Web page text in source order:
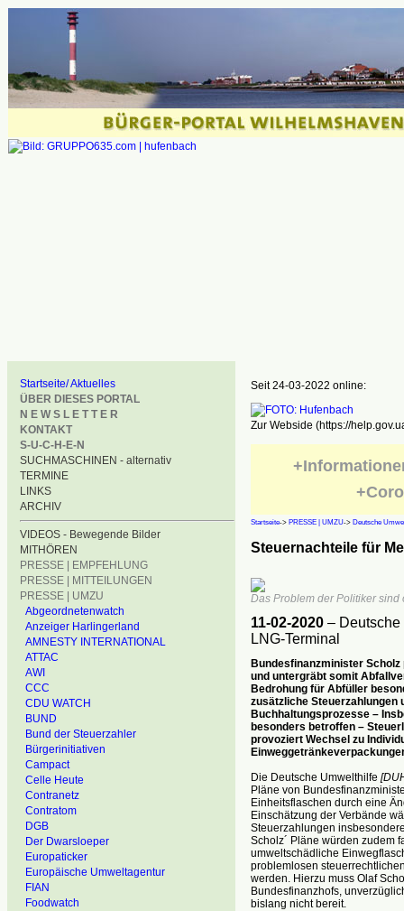
Startseite/ Aktuelles
ÜBER DIESES PORTAL
N E W S L E T T E R
KONTAKT
S-U-C-H-E-N
SUCHMASCHINEN - alternativ
TERMINE
LINKS
ARCHIV
VIDEOS - Bewegende Bilder
MITHÖREN
PRESSE | EMPFEHLUNG
PRESSE | MITTEILUNGEN
PRESSE | UMZU
Abgeordnetenwatch
Anzeiger Harlingerland
AMNESTY INTERNATIONAL
ATTAC
AWI
CCC
CDU WATCH
BUND
Bund der Steuerzahler
Bürgerinitiativen
Campact
Celle Heute
Contranetz
Contratom
DGB
Der Dwarsloeper
Europaticker
Europäische Umweltagentur
FIAN
Foodwatch
Seit 24-03-2022 online:
Zur Webside (https://
Startseite-> PRESSE | UMZU-> Deutsche
Steuernachteile für
Das Problem der Politiker
11-02-2020– Deutsche
LNG-Terminal
Bundesfinanzminister
und untergräbt somit
Bedrohung für Abfüller
zusätzliche Steuerzahlungen
Buchhaltungsprozesse –
besonders betroffen –
provoziert Wechsel zu
Die Deutsche Umwelthilfe
Pläne von
Einheitsflaschen durch eine
Einschätzung der Verbände
Steuerzahlungen
Scholz´ Pläne würden zudem
umweltschädliche
problemlosen
werden. Hierzu muss Olaf
Bundesfinanzhofs,
bislang nicht bereit.